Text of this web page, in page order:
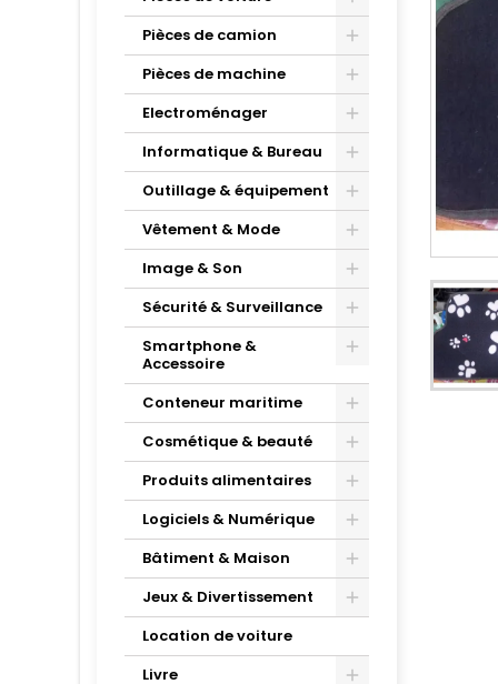
Pièces de camion
Pièces de machine
Electroménager
Informatique & Bureau
Outillage & équipement
Vêtement & Mode
Image & Son
Sécurité & Surveillance
Smartphone &
Accessoire
Conteneur maritime
Cosmétique & beauté
Produits alimentaires
Logiciels & Numérique
Bâtiment & Maison
Jeux & Divertissement
Location de voiture
Livre